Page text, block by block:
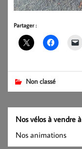
Partager :
Non classé
Nos vélos à vendre
Nos animations